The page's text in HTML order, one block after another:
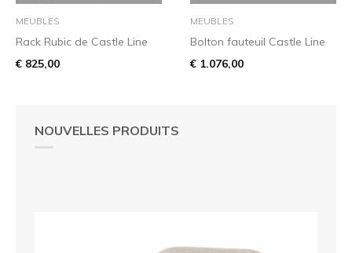
NOUVELLES PRODUITS
MEUBLES
Rack Rubic de Castle Line
€ 825,00
MEUBLES
Bolton fauteuil Castle Line
€ 1.076,00